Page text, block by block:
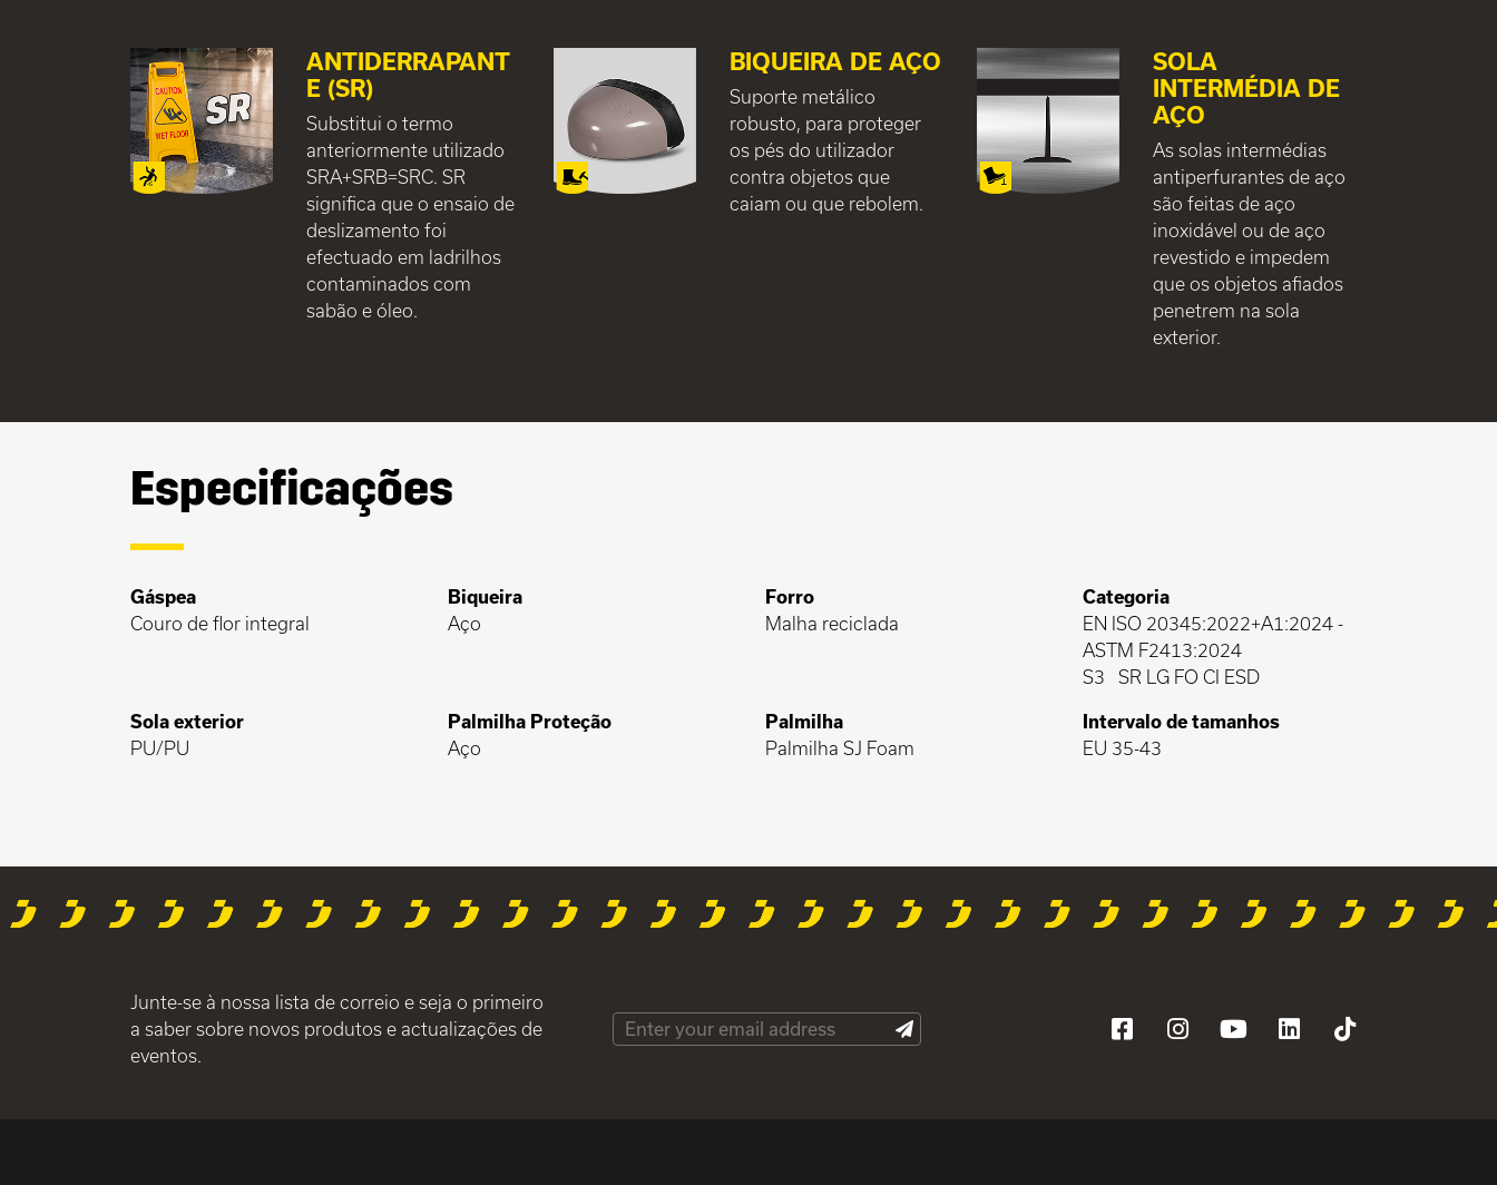
ANTIDERRAPANT
E (SR)
Substitui o termo
anteriormente utilizado
SRA+SRB=SRC. SR
significa que o ensaio de
deslizamento foi
efectuado em ladrilhos
contaminados com
sabão e óleo.
BIQUEIRA DE AÇO
Suporte metálico
robusto, para proteger
os pés do utilizador
contra objetos que
caiam ou que rebolem.
SOLA
INTERMÉDIA DE
AÇO
As solas intermédias
antiperfurantes de aço
são feitas de aço
inoxidável ou de aço
revestido e impedem
que os objetos afiados
penetrem na sola
exterior.
Especificações
Gáspea
Couro de flor integral
Biqueira
Aço
Forro
Malha reciclada
Categoria
EN ISO 20345:2022+A1:2024 -
ASTM F2413:2024
S3
SR LG FO CI ESD
Sola exterior
PU/PU
Palmilha Proteção
Aço
Palmilha
Palmilha SJ Foam
Intervalo de tamanhos
EU 35-43
Junte-se à nossa lista de correio e seja o primeiro
a saber sobre novos produtos e actualizações de
eventos.